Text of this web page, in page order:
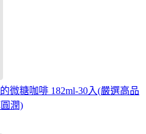
微糖咖啡 182ml-30入(嚴選高品
潤)